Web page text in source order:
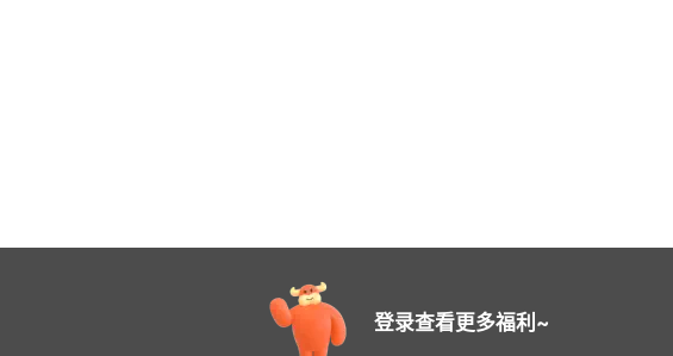
登录查看更多福利~